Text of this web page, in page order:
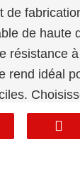
de
de haute
résistance
rend idéal
dans le